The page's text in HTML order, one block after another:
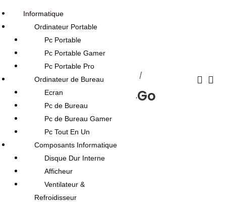
Boutique Stockage
Flash Disque Aero 4Go
USB 2.0 Gris
10.000DT
Rupture de stock
Informatique
Ordinateur Portable
Pc Portable
Pc Portable Gamer
Pc Portable Pro
Ordinateur de Bureau
Ecran
Pc de Bureau
Pc de Bureau Gamer
Pc Tout En Un
Composants Informatique
Disque Dur Interne
Afficheur
Ventilateur &
Refroidisseur